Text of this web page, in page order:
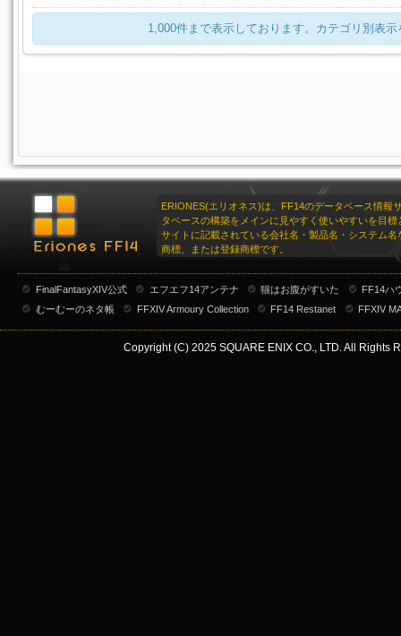
1,000件まで表示しております。カテゴリ別表
ERIONES(エリオネス)は、FF14のデータベース情報
タベースの構築をメインに見やすく使いやすいを目標
サイトに記載されている会社名・製品名・システム名
商標、または登録商標です。
FinalFantasyXIV公式 エフエフ14アンテナ 猫はお腹がすいた
FF14ハ
むーむーのネタ帳
FFXIV Armoury Collection FF14 Restanet FFXIV
Copyright (C) 2025 SQUARE ENIX CO., LTD. All Rights